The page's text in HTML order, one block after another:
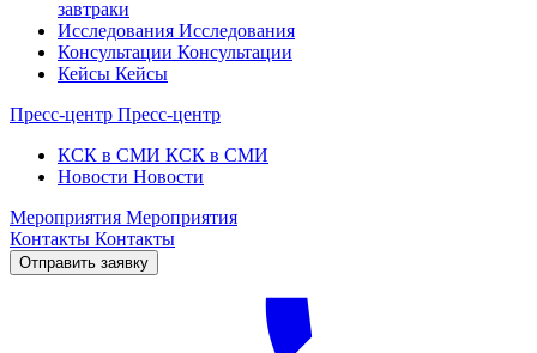
завтраки
Исследования Исследования
Консультации Консультации
Кейсы Кейсы
Пресс-центр Пресс-центр
КСК в СМИ КСК в СМИ
Новости Новости
Мероприятия Мероприятия
Контакты Контакты
Отправить заявку